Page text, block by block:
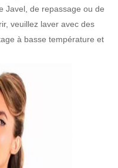
Javel, de repassage ou de
veuillez laver avec des
à basse température et